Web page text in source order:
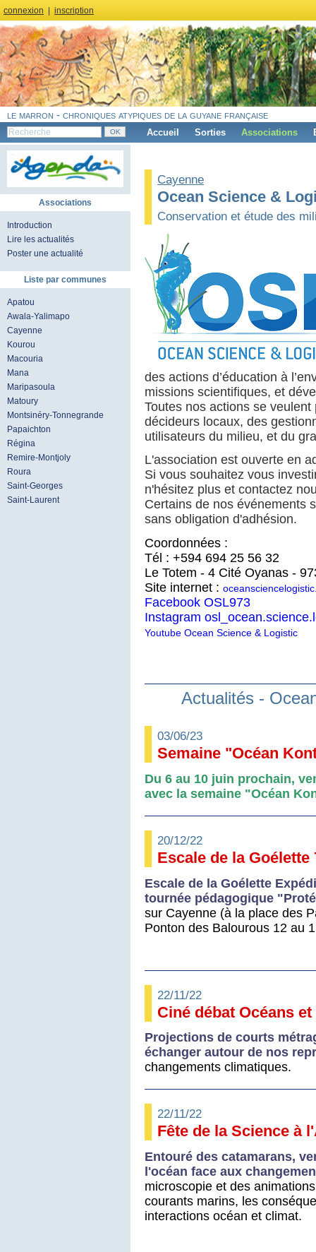
connexion inscription
le marron - chroniques atypiques de la guyane française
Accueil Sorties Associations
Associations
Introduction
Lire les actualités
Poster une actualité
Liste par communes
Apatou
Awala-Yalimapo
Cayenne
Kourou
Macouria
Mana
Maripasoula
Matoury
Montsinéry-Tonnegrande
Papaichton
Régina
Remire-Montjoly
Roura
Saint-Georges
Saint-Laurent
Cayenne
Ocean Science &
Conservation et étude des
des actions d’éducation à
missions scientifiques, et
Toutes nos actions se
décideurs locaux, des
utilisateurs du milieu, et du
L'association est ouverte en
Si vous souhaitez vous
n'hésitez plus et contactez
Certains de nos événements
sans obligation d'adhésion.
Coordonnées :
Tél : +594 694 25 56 32
Le Totem - 4 Cité Oyanas -
Site internet :
Facebook OSL973
Instagram
Youtube Ocean Science & Logistic
Actualités -
03/06/23
Semaine "Océan
Du 6 au 10 juin prochain,
avec la semaine "Océan
20/12/22
Escale de la Goélette
Escale de la Goélette
tournée pédagogique
sur Cayenne (à la place des
Ponton des Balourous 12 au
22/11/22
Ciné débat Océans
Projections de courts
échanger autour de nos
changements climatiques.
22/11/22
Fête de la Science à
Entouré des catamarans,
l'océan face aux
microscopie et des
courants marins, les
interactions océan et climat.